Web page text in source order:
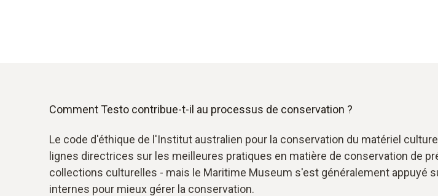
Comment Testo contribue-t-il au processus de conservation ?
Le code d'éthique de l'Institut australien pour la conservation du matériel
lignes directrices sur les meilleures pratiques en matière de conservation de
collections culturelles - mais le Maritime Museum s'est généralement appuyé
internes pour mieux gérer la conservation.